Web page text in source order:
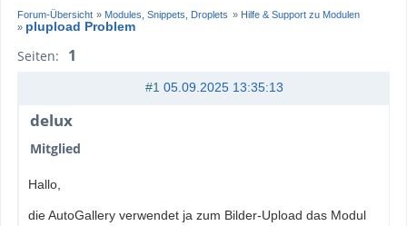
Forum-Übersicht » Modules, Snippets, Droplets » Hilfe & Support zu Modulen
» plupload Problem
Seiten: 1
#1 05.09.2025 13:35:13
delux
Mitglied
Hallo,
die AutoGallery verwendet ja zum Bilder-Upload das Modul